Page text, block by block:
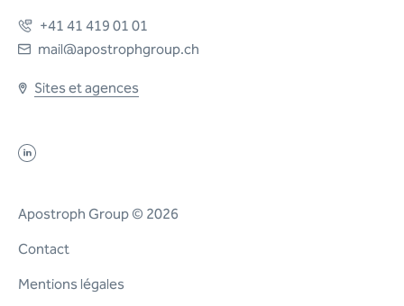
+41 41 419 01 01
mail@apostrophgroup.ch
Sites et agences
Apostroph Group © 2026
Contact
Mentions légales